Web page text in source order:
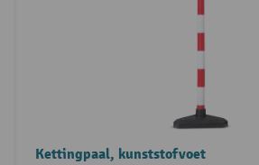
Kettingpaal, kunststofvoet